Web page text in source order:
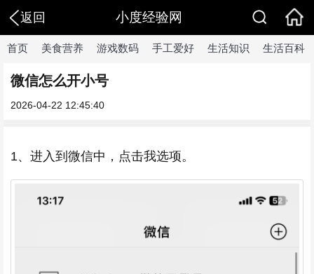
返回 小度经验网
首页 美食营养 游戏数码 手工爱好 生活知识 生活百科
微信怎么开小号
2026-04-22 12:45:40
1、进入到微信中，点击我选项。